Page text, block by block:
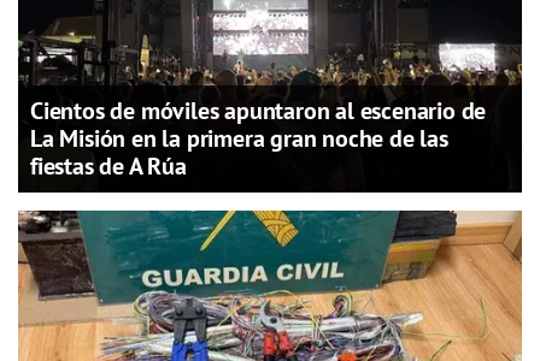
Cientos de móviles apuntaron al escenario de
La Misión en la primera gran noche de las
fiestas de A Rúa